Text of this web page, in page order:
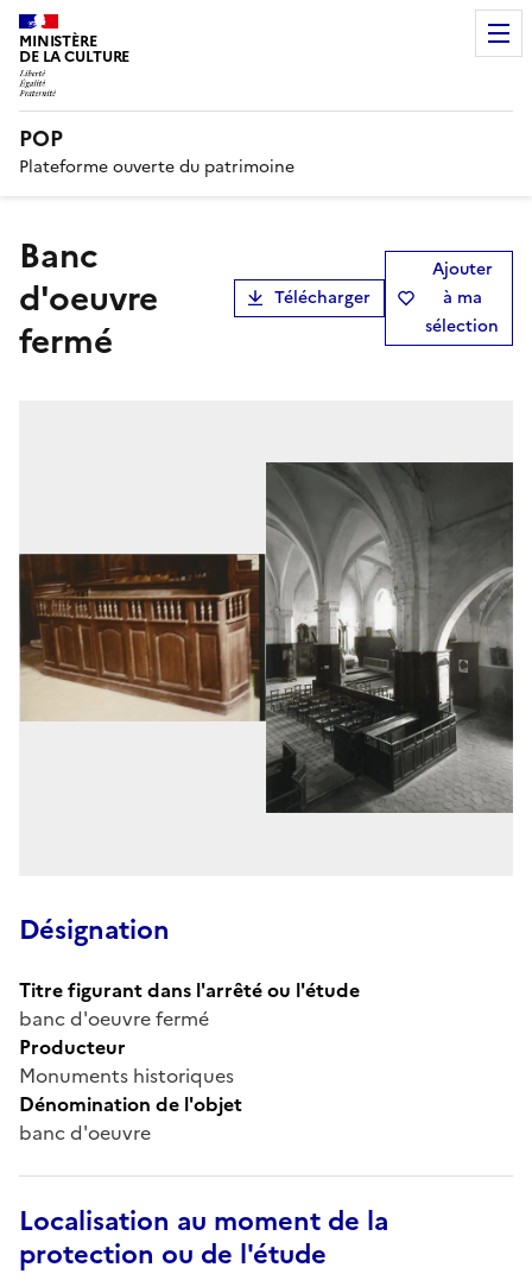
MINISTÈRE
DE LA CULTURE
POP
Plateforme ouverte du patrimoine
banc
d'oeuvre
fermé
Télécharger
Ajouter
à ma
sélection
Désignation
Titre figurant dans l'arrêté ou l'étude
banc d'oeuvre fermé
Producteur
Monuments historiques
Dénomination de l'objet
banc d'oeuvre
Localisation au moment de la
protection ou de l'étude